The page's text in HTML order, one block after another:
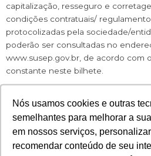
Nós usamos cookies e outras
semelhantes para melhorar a
em nossos serviços,
recomendar conteúdo de seu
Nós usamos cookies e outras
semelhantes para melhorar a
em nossos serviços,
recomendar conteúdo de seu
Nós usamos cookies e outras
semelhantes para melhorar a
em nossos serviços,
recomendar conteúdo de seu
Nós usamos cookies e outras
semelhantes para melhorar a
em nossos serviços,
recomendar conteúdo de seu
capitalização, resseguro e
condições contratuais/
protocolizadas pela sociedade/
poderão ser consultadas no
www.susep.gov.br, de acordo com
constante neste bilhete.
O registro deste plano na SUSEP
Autarquia, incentivo ou
Atendimento SUSEP Exclusivo ao
9:30h às 17:00h) 0800 021 8484.
Seguros Whatsapp: (11) 9 9400-